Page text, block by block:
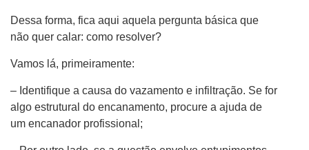
Dessa forma, fica aqui aquela pergunta básica que
não quer calar: como resolver?
Vamos lá, primeiramente:
– Identifique a causa do vazamento e infiltração. Se for
algo estrutural do encanamento, procure a ajuda de
um encanador profissional;